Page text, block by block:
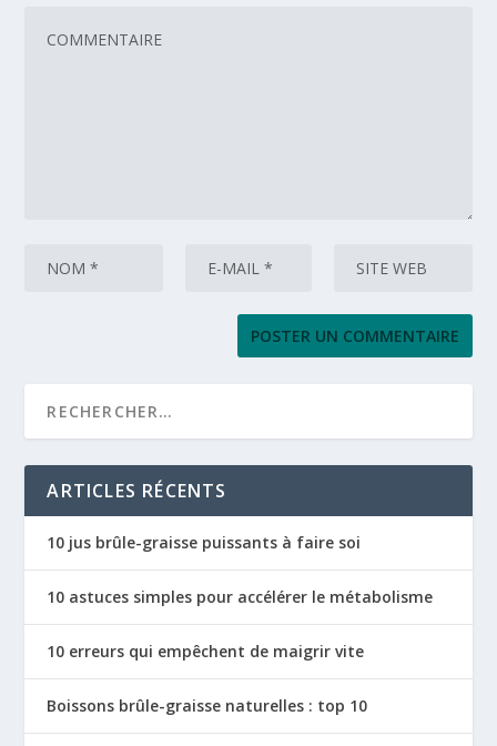
ARTICLES RÉCENTS
10 jus brûle-graisse puissants à faire soi
10 astuces simples pour accélérer le métabolisme
10 erreurs qui empêchent de maigrir vite
Boissons brûle-graisse naturelles : top 10